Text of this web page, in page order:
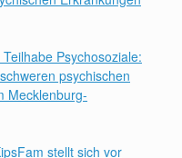
Psychosoziale:
psychischen
Mecklenburg-
stellt sich vor